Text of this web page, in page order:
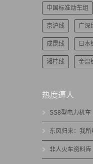
中国标准动车组
京沪线 广深
成昆线 日本
湘桂线 金温
热度逼人
SS8型电力机车
东风归来：我
非人火车资料库